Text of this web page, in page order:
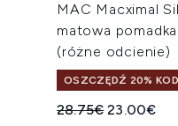
MAC Macximal
matowa
(różne odcienie)
OSZCZĘDŹ 20%
Sugerowana cena
28.75€Aktualna
23.00€